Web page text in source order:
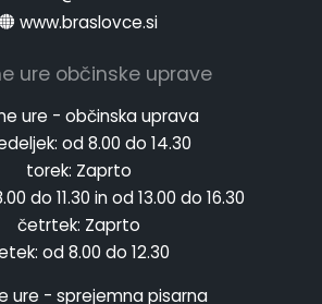
www.braslovce.si
ure občinske uprave
ure - občinska uprava
od 8.00 do 14.30
torek: Zaprto
do 11.30 in od 13.00 do 16.30
četrtek: Zaprto
od 8.00 do 12.30
ure - sprejemna pisarna